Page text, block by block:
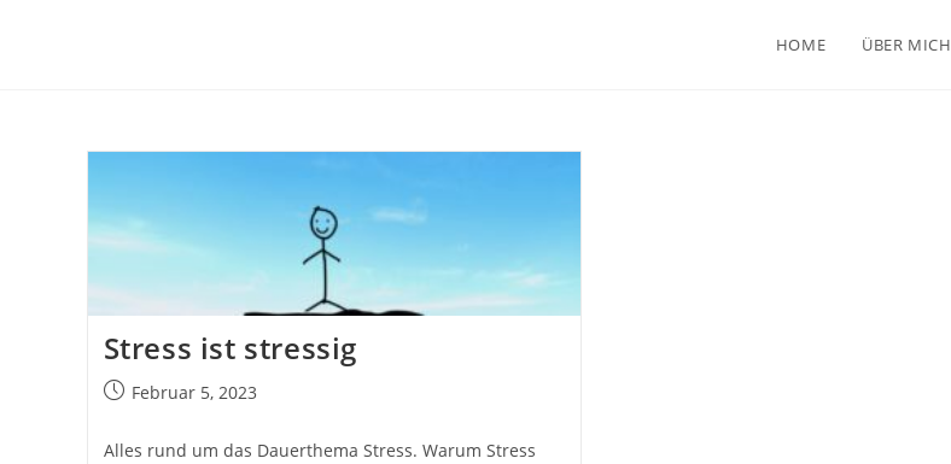
HOME ÜBER MICH
Stress ist stressig
BeitragFebruar 5, 2023
Alles rund um das Dauerthema Stress. Warum Stress